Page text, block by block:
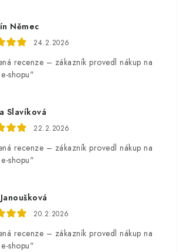
Němec
24.2.2026
recenze – zákazník provedl nákup na
shopu"
Slavíková
22.2.2026
recenze – zákazník provedl nákup na
shopu"
20.2.2026
recenze – zákazník provedl nákup na
shopu"